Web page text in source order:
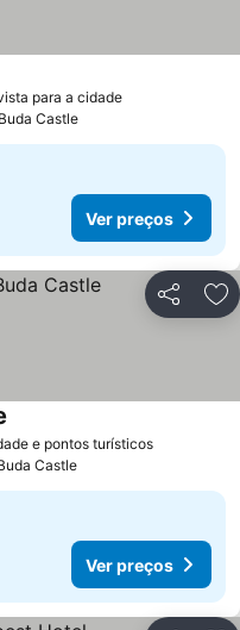
para a cidade
Castle
Ver preços
Partilhar
e pontos turísticos
Castle
Ver preços